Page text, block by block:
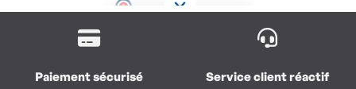
Paiement sécurisé Service client réactif